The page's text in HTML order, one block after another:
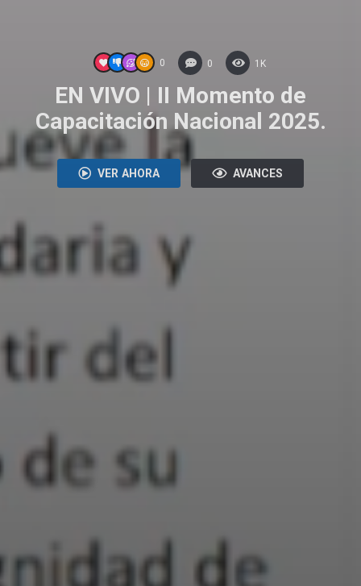
0 0 1K
EN VIVO | II Momento de
Capacitación Nacional 2025.
VER AHORA AVANCES